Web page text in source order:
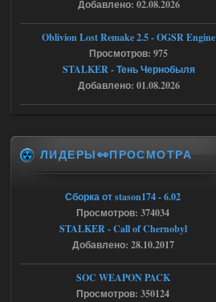
патч я установил после
установки мода, да, ладно,
наверное вы правы придется ожидать
Stalker-Mods-Clan-su
Ответить ➤
05.08.2026
AndreySA
Добавлено: 02.08.2026
Oblivion Lost Remake 2.5 - OGSR Engine
Просмотров: 975
STALKER - Тень Чернобыля
Добавлено: 01.08.2026
ЛИДЕРЫ👀ПРОСМОТРА
Сборка от stason174 - 6.02
Просмотров: 374034
STALKER - Call of Chernobyl
Добавлено: 28.10.2017
SOC WEAPON PACK
Просмотров: 350124